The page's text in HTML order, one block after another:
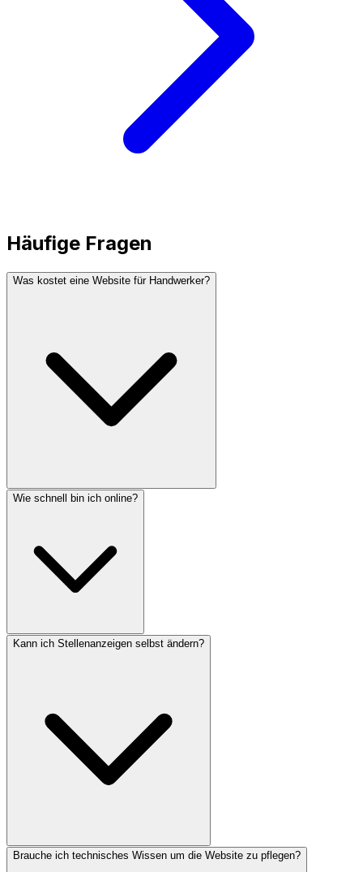
Häufige Fragen
Was kostet eine Website für Handwerker?
Wie schnell bin ich online?
Kann ich Stellenanzeigen selbst ändern?
Brauche ich technisches Wissen um die Website zu pflegen?